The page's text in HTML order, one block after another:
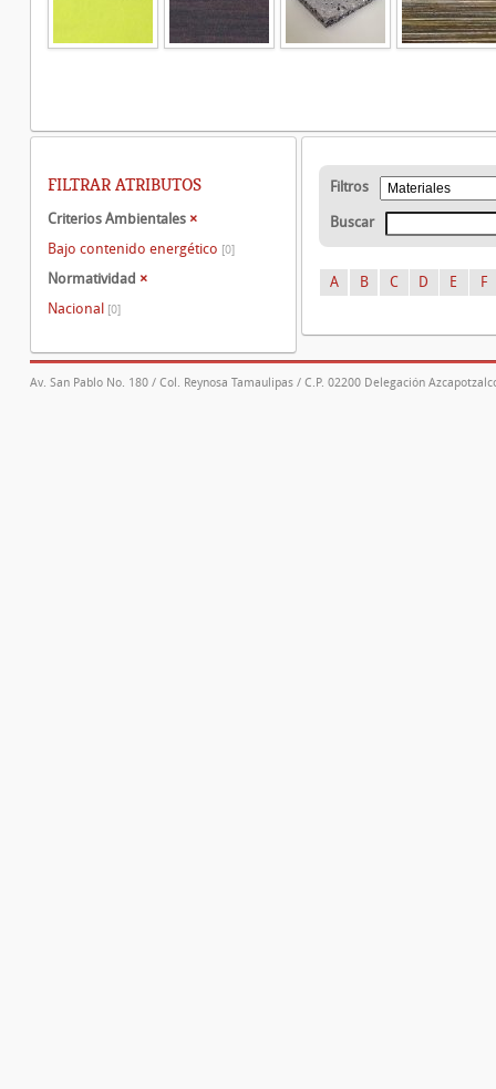
Filtros
Buscar
A B C D E F
FILTRAR ATRIBUTOS
Criterios Ambientales ×
Bajo contenido energético [0]
Normatividad ×
Nacional [0]
Av. San Pablo No. 180 / Col. Reynosa Tamaulipas / C.P. 02200 Delegación